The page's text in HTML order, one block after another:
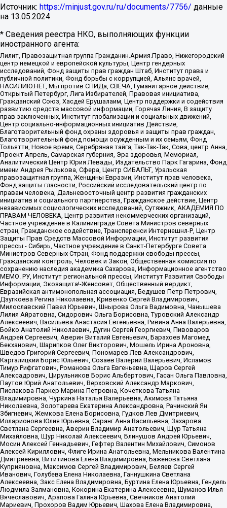
Источник: https://minjust.gov.ru/ru/documents/7756/ данные
на 13.05.2024
* Сведения реестра НКО, выполняющих функции
иностранного агента:
Лилит, Правозащитная группа Гражданин.Армия.Право, Нижегородский
центр немецкой и европейской культуры, Центр гендерных
исследований, Фонд защиты прав граждан Штаб, Институт права и
публичной политики, Фонд борьбы с коррупцией, Альянс врачей,
НАСИЛИЮ.НЕТ, Мы против СПИДа, СВЕЧА, Гуманитарное действие,
Открытый Петербург, Лига Избирателей, Правовая инициатива,
Гражданский Союз, Хасдей Ерушалаим, Центр поддержки и содействия
развитию средств массовой информации, Горячая Линия, В защиту
прав заключенных, Институт глобализации и социальных движений,
Центр социально-информационных инициатив Действие,
Благотворительный фонд охраны здоровья и защиты прав граждан,
Благотворительный фонд помощи осужденным и их семьям, Фонд
Тольятти, Новое время, Серебряная тайга, Так-Так-Так, Сова, центр Анна,
Проект Апрель, Самарская губерния, Эра здоровья, Мемориал,
Аналитический Центр Юрия Левады, Издательство Парк Гагарина, Фонд
имени Андрея Рылькова, Сфера, Центр СИБАЛЬТ, Уральская
правозащитная группа, Женщины Евразии, Институт прав человека,
Фонд защиты гласности, Российский исследовательский центр по
правам человека, Дальневосточный центр развития гражданских
инициатив и социального партнерства, Гражданское действие, Центр
независимых социологических исследований, Сутяжник, АКАДЕМИЯ ПО
ПРАВАМ ЧЕЛОВЕКА, Центр развития некоммерческих организаций,
Частное учреждение в Калининграде Совета Министров северных
стран, Гражданское содействие, Трансперенси Интернешнл-Р, Центр
Защиты Прав Средств Массовой Информации, Институт развития
прессы - Сибирь, Частное учреждение в Санкт-Петербурге Совета
Министров Северных Стран, Фонд поддержки свободы прессы,
Гражданский контроль, Человек и Закон, Общественная комиссия по
сохранению наследия академика Сахарова, Информационное агентство
МЕМО. РУ, Институт региональной прессы, Институт Развития Свободы
Информации, Экозащита!-Женсовет, Общественный вердикт,
Евразийская антимонопольная ассоциация, Бедушев Петр Петрович,
Дзугкоева Регина Николаевна, Кривенко Сергей Владимирович,
Милославский Павел Юрьевич, Шнырова Ольга Вадимовна, Чанышева
Лилия Айратовна, Сидорович Ольга Борисовна, Туровский Александр
Алексеевич, Васильева Анастасия Евгеньевна, Ривина Анна Валерьевна,
Бойко Анатолий Николаевич, Дугин Сергей Георгиевич, Пивоваров
Андрей Сергеевич, Аверин Виталий Евгеньевич, Барахоев Магомед
Бекханович, Шарипков Олег Викторович, Мошель Ирина Ароновна,
Шведов Григорий Сергеевич, Пономарев Лев Александрович,
Каргалицкий Борис Юльевич, Созаев Валерий Валерьевич, Исламов
Тимур Рифгатович, Романова Ольга Евгеньевна, Щаров Сергей
Алексадрович, Цирульников Борис Альбертович, Гасан Ольга Павловна,
Паутов Юрий Анатольевич, Верховский Александр Маркович,
Пислакова-Паркер Марина Петровна, Кочеткова Татьяна
Владимировна, Чуркина Наталья Валерьевна, Акимова Татьяна
Николаевна, Золотарева Екатерина Александровна, Рачинский Ян
Збигневич, Жемкова Елена Борисовна, Гудков Лев Дмитриевич,
Илларионова Юлия Юрьевна, Саранг Анна Васильевна, Захарова
Светлана Сергеевна, Аверин Владимир Анатольевич, Щур Татьяна
Михайловна, Щур Николай Алексеевич, Блинушов Андрей Юрьевич,
Мосин Алексей Геннадьевич, Гефтер Валентин Михайлович, Симонов
Алексей Кириллович, Флиге Ирина Анатольевна, Мельникова Валентина
Дмитриевна, Вититинова Елена Владимировна, Баженова Светлана
Куприяновна, Максимов Сергей Владимирович, Беляев Сергей
Иванович, Голубева Елена Николаевна, Ганнушкина Светлана
Алексеевна, Закс Елена Владимировна, Буртина Елена Юрьевна, Гендель
Людмила Залмановна, Кокорина Екатерина Алексеевна, Шуманов Илья
Вячеславович, Арапова Галина Юрьевна, Свечников Анатолий
Мариевич, Прохоров Вадим Юрьевич, Шахова Елена Владимировна,